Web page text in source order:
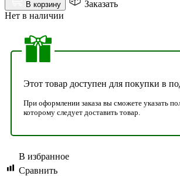
В корзину
Заказать
Нет в наличии
Этот товар доступен для покупки в
При оформлении заказа вы сможете указать
которому следует доставить товар.
В избранное
Сравнить